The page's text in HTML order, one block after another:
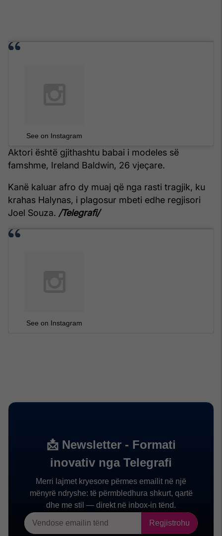
See on Instagram
Aktori është gjithashtu babai i modeles së
famshme, Ireland Baldwin, 26 vjeçare.
Kanë kaluar afro dy muaj që nga rasti tragjik, ku
krahas Halynas, i plagosur mbeti edhe regjisori
Joel Souza. /Telegrafi/
See on Instagram